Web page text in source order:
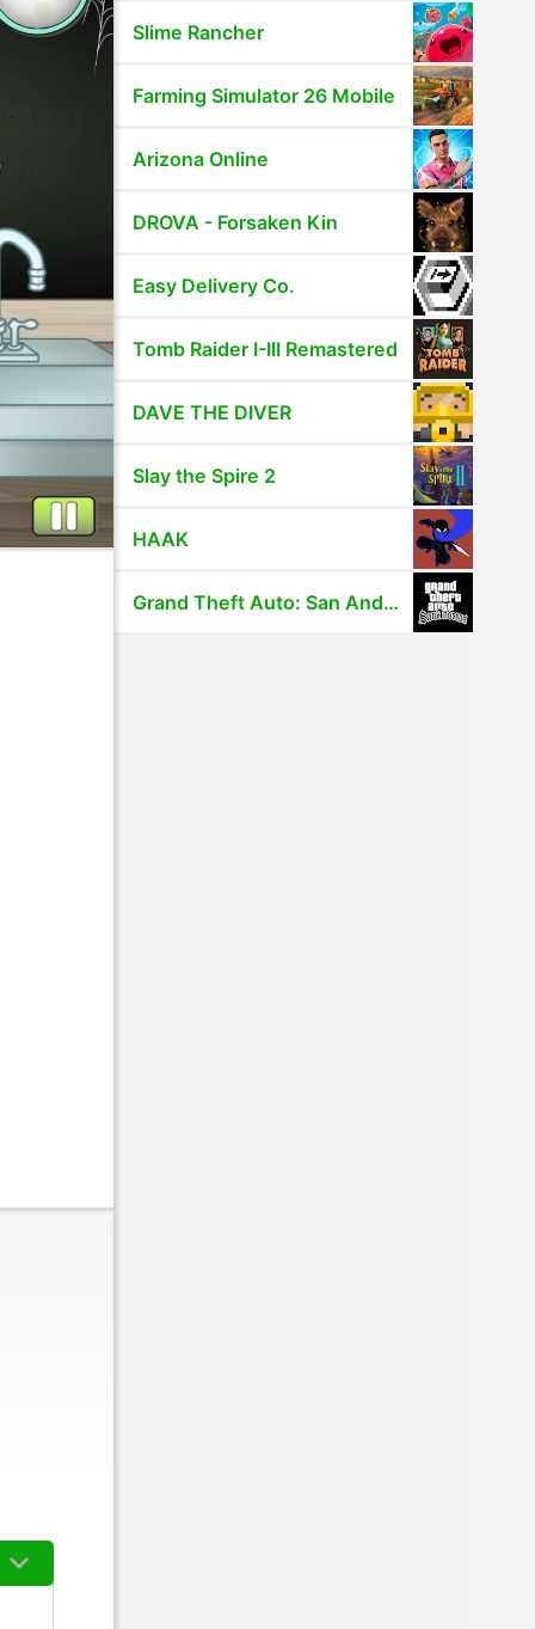
Slime Rancher
Farming Simulator 26 Mobile
Arizona Online
DROVA - Forsaken Kin
Easy Delivery Co.
Tomb Raider I-III Remastered
DAVE THE DIVER
Slay the Spire 2
HAAK
Grand Theft Auto: San Andreas